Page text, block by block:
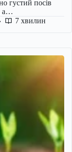
густий посів
а…
7 хвилин